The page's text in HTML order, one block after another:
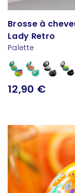
Brosse à
Lady Retro
Palette
12,90 €